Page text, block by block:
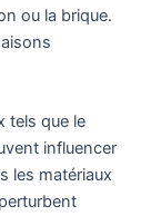
ou la brique.
tels que le
influencer
les matériaux